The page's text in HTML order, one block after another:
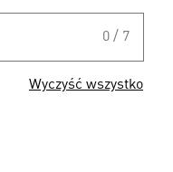
0 / 7
Wyczyść wszystko